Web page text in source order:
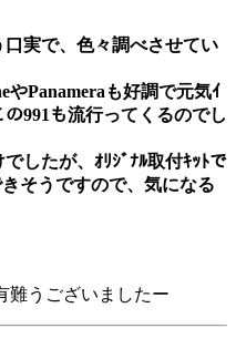
実で、色々調べさせてい
やPanameraも好調で元気ｲ
991も流行ってくるのでし
したが、ｵﾘｼﾞﾅﾙ取付ｷｯﾄで
そうですので、気になる
難うございましたー